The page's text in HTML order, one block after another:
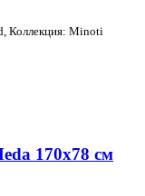
Коллекция: Minoti
170x78 см